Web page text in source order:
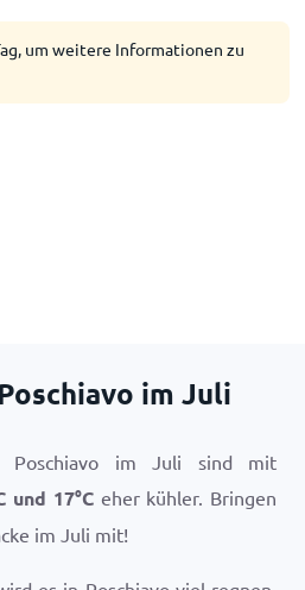
um weitere Informationen zu
im Juli
Poschiavo im Juli sind mit
und 17°Ceher kühler. Bringen
im Juli mit!